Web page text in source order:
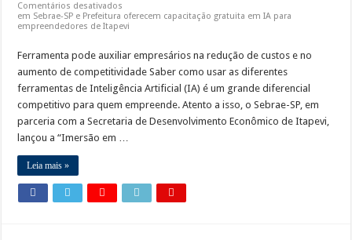
Comentários desativados
em Sebrae-SP e Prefeitura oferecem capacitação gratuita em IA para
empreendedores de Itapevi
Ferramenta pode auxiliar empresários na redução de custos e no
aumento de competitividade Saber como usar as diferentes
ferramentas de Inteligência Artificial (IA) é um grande diferencial
competitivo para quem empreende. Atento a isso, o Sebrae-SP, em
parceria com a Secretaria de Desenvolvimento Econômico de Itapevi,
lançou a “Imersão em …
Leia mais »